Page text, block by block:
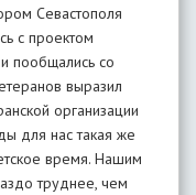
Севастополя
с проектом
пообщались со
выразил
организации
для нас такая же
время. Нашим
труднее, чем